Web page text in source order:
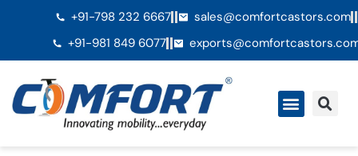
+91-798 232 6667
sales@comfortcastors.com
+91-981 849 6077